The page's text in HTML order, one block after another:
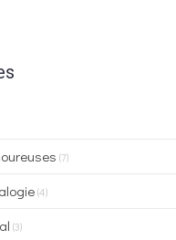
(7)
(4)
(3)